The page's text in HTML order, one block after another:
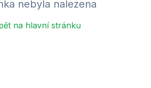
nebyla nalezena
na hlavní stránku